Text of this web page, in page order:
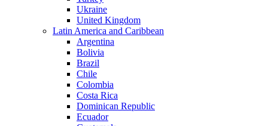
Ukraine
United Kingdom
Latin America and Caribbean
Argentina
Bolivia
Brazil
Chile
Colombia
Costa Rica
Dominican Republic
Ecuador